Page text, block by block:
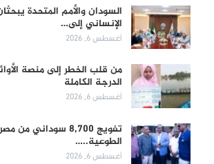
السودان والأمم المتحدة
الإنساني إلى…
أغسطس 6, 2026
من قلب الخطر إلى منصة
الدرجة الكاملة
أغسطس 6, 2026
تفويج 8,700 سوداني
الطوعية..…
أغسطس 6, 2026